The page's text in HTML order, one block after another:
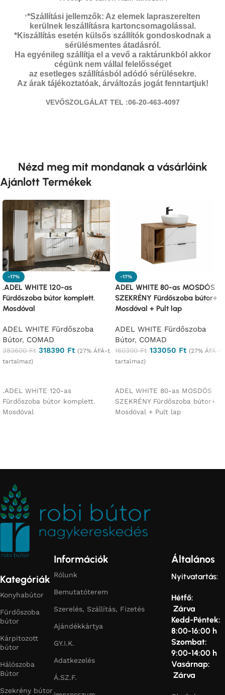
**Szállítási jellemzők: Az elemek lapraszerelten
kerülnek leszállításra kartoncsomagolással.
*Kiszállítás esetén külsős szállítók gondoskodnak a
sérülésmentes átadásról.
Ha egyénileg szállítja el a vevő a raktárunkból akkor
cégünk nem vállal felelősséget
az esetleges szállításból adódó sérülésekre.
Az árak tájékoztatóak, árváltozás jogát fenntartjuk!
VEVŐSZOLGÁLAT TEL :06-20-463-4097
Nézd meg mit mondanak a vásárlóink
Ajánlott Termékek
-17%
.ADEL WHITE 120-as
Fürdőszoba bútor komplett.
Mosdóval
ADEL WHITE Fürdőszoba
Bútor, COMAD
383600Ft 318390 Ft (27% ÁFÁ-t
tartalmaz)
.ADEL WHITE 120-as
Fürdőszoba bútor komplett.
Mosdóval
-17%
ADEL WHITE 80-as MOSDÓS
SZEKRÉNY Fürdőszoba bútor+
Mosdóval + Pult lap
ADEL WHITE Fürdőszoba
Bútor, COMAD
160300Ft 133050 Ft (27% ÁFÁ-t
tartalmaz)
ADEL WHITE 80-as MOSDÓS
SZEKRÉNY Fürdőszoba bútor+
Mosdóval + Pult lap
Kategóriák
Konyhabútor
Fürdőszoba
bútor
Kárpitozott
bútor
Hálószoba
Bútor
Szekrény bútor
Információk
Rólunk
Bemutatóterem
Szerelés, Szállítás, Fizetés
Ajándékkártya
GY.I.K.
Adatkezelés
Á.SZ.F.
Általános
Nyitvatartás:
Hétfő:
Zárva
Kedd-Péntek:
8:00-16:00 h
Szombat:
9:00-14:00 h
Vasárnap:
Zárva